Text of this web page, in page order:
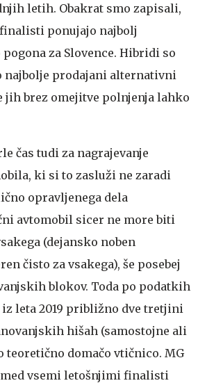
letih. Obakrat smo zapisali,
ponujajo najbolj
za Slovence. Hibridi so
najbolje prodajani alternativni
jih brez omejitve polnjenja lahko
čas tudi za nagrajevanje
ki si to zasluži ne zaradi
opravljenega dela
avtomobil sicer ne more biti
(dejansko noben
čisto za vsakega), še posebej
blokov. Toda po podatkih
leta 2019 približno dve tretjini
hišah (samostojne ali
teoretično domačo vtičnico. MG
vsemi letošnjimi finalisti